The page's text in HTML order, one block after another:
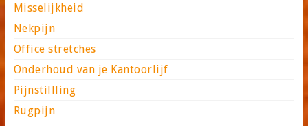
Misselijkheid
Nekpijn
Office stretches
Onderhoud van je Kantoorlijf
Pijnstillling
Rugpijn